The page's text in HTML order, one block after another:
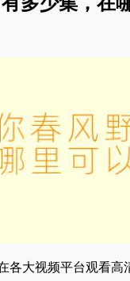
各大视频平台观看高